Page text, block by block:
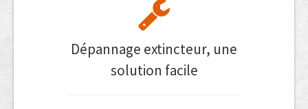
Dépannage extincteur, une
solution facile